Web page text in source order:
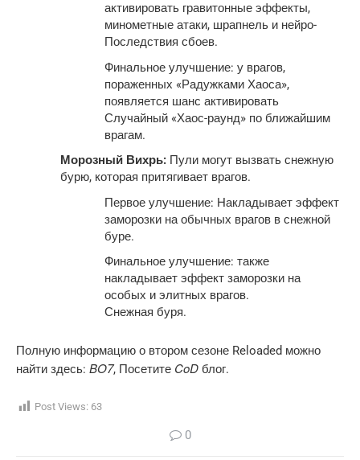
активировать гравитонные эффекты,
минометные атаки, шрапнель и нейро-
Последствия сбоев.
Финальное улучшение: у врагов,
пораженных «Радужками Хаоса»,
появляется шанс активировать
Случайный «Хаос-раунд» по ближайшим
врагам.
Морозный Вихрь: Пули могут вызвать снежную
бурю, которая притягивает врагов.
Первое улучшение: Накладывает эффект
заморозки на обычных врагов в снежной
буре.
Финальное улучшение: также
накладывает эффект заморозки на
особых и элитных врагов.
Снежная буря.
Полную информацию о втором сезоне Reloaded можно
найти здесь: BO7, Посетите CoD блог.
Post Views: 63
0